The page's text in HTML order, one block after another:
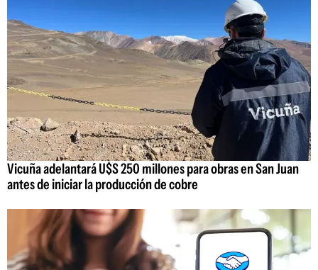
Vicuña adelantará U$S 250 millones para obras en San Juan
antes de iniciar la producción de cobre